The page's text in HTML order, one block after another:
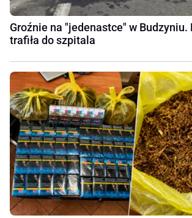
Groźnie na "jedenastce" w Budzyniu.
trafiła do szpitala